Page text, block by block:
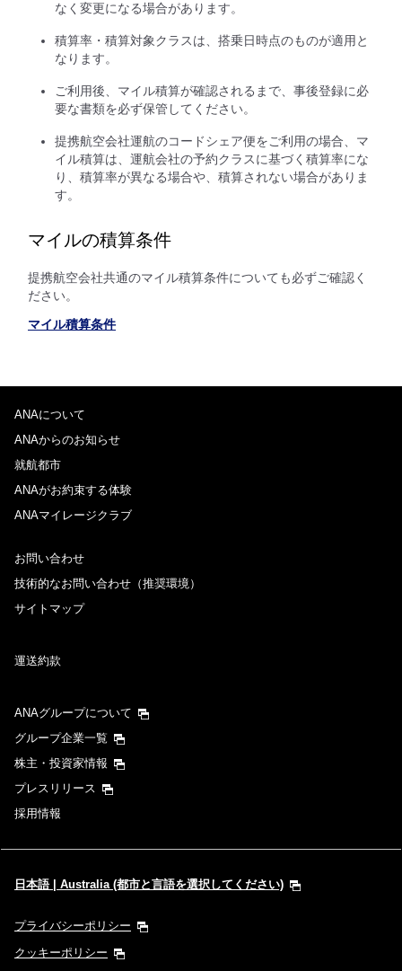
なく変更になる場合があります。
積算率・積算対象クラスは、搭乗日時点のものが適用と
なります。
ご利用後、マイル積算が確認されるまで、事後登録に必
要な書類を必ず保管してください。
提携航空会社運航のコードシェア便をご利用の場合、マ
イル積算は、運航会社の予約クラスに基づく積算率にな
り、積算率が異なる場合や、積算されない場合がありま
す。
マイルの積算条件
提携航空会社共通のマイル積算条件についても必ずご確認く
ださい。
マイル積算条件
ANAについて
ANAからのお知らせ
就航都市
ANAがお約束する体験
ANAマイレージクラブ
お問い合わせ
技術的なお問い合わせ（推奨環境）
サイトマップ
運送約款
ANAグループについて
グループ企業一覧
株主・投資家情報
プレスリリース
採用情報
日本語 | Australia (都市と言語を選択してください)
プライバシーポリシー
クッキーポリシー